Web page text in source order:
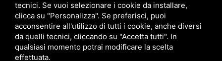
CBA dei Lubrificanti Spa - P. IVA 00624811204 - Codice fiscale 03472740376
R.E.A. n° 293659 - REG. IMPRESE BO Capitale Sociale €. 120.000 int. versati -
Sitemap Questo sito è protetto da Google reCAPTCHA v3,
tecnici. Se vuoi selezionare i cookie da installare,
clicca su "Personalizza". Se preferisci, puoi
acconsentire all'utilizzo di tutti i cookie, anche diversi
da quelli tecnici, cliccando su "Accetta tutti". In
qualsiasi momento potrai modificare la scelta
effettuata.